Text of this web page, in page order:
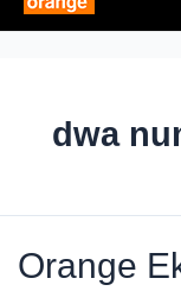
dwa
Orange